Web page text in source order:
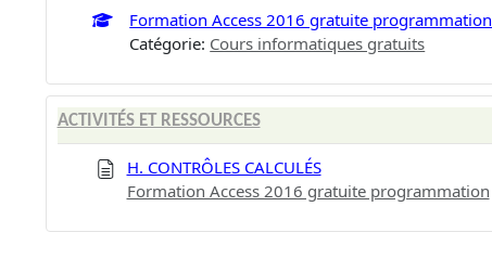
Formation Access 2016 gratuite programmation
Catégorie: Cours informatiques gratuits
ACTIVITÉS ET RESSOURCES
H. CONTRÔLES CALCULÉS
Formation Access 2016 gratuite programmation